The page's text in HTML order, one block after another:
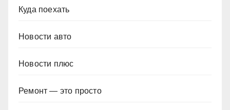
Куда поехать
Новости авто
Новости плюс
Ремонт — это просто